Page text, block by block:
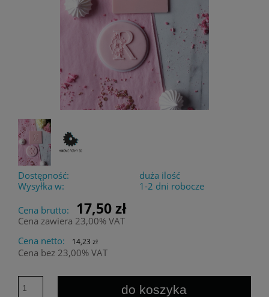
Dostępność:
duża ilość
Wysyłka w:
1-2 dni robocze
Cena brutto:
17,50 zł
Cena zawiera 23,00% VAT
Cena netto:
14,23 zł
Cena bez 23,00% VAT
do koszyka